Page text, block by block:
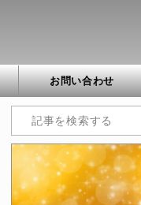
お問い合わせ